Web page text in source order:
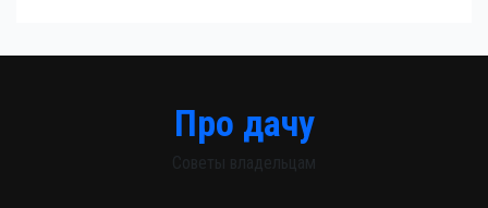
Про дачу
Советы владельцам